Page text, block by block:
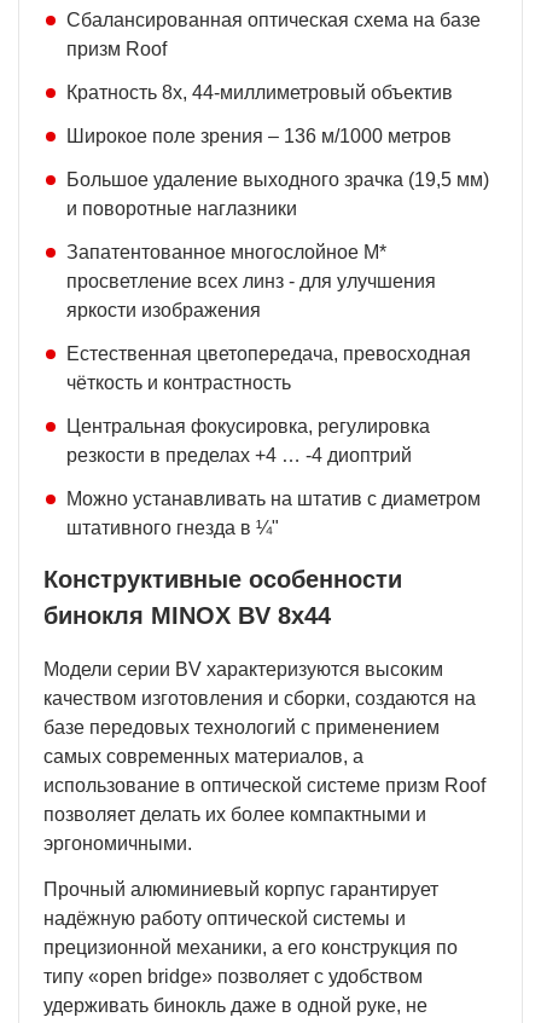
Сбалансированная оптическая схема на базе
призм Roof
Кратность 8x, 44-миллиметровый объектив
Широкое поле зрения – 136 м/1000 метров
Большое удаление выходного зрачка (19,5 мм)
и поворотные наглазники
Запатентованное многослойное M*
просветление всех линз - для улучшения
яркости изображения
Естественная цветопередача, превосходная
чёткость и контрастность
Центральная фокусировка, регулировка
резкости в пределах +4 … -4 диоптрий
Можно устанавливать на штатив с диаметром
штативного гнезда в ¼"
Конструктивные особенности
бинокля MINOX BV 8x44
Модели серии BV характеризуются высоким
качеством изготовления и сборки, создаются на
базе передовых технологий с применением
самых современных материалов, а
использование в оптической системе призм Roof
позволяет делать их более компактными и
эргономичными.
Прочный алюминиевый корпус гарантирует
надёжную работу оптической системы и
прецизионной механики, а его конструкция по
типу «open bridge» позволяет с удобством
удерживать бинокль даже в одной руке, не